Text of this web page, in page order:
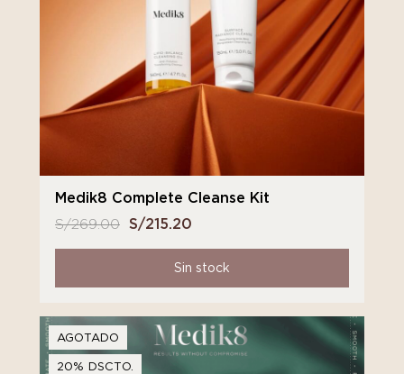
Medik8 Complete Cleanse Kit
S/269.00 El
precio
original
era:
S/215.20
precio
actual
es:
Sin stock
AGOTADO
20% DSCTO.